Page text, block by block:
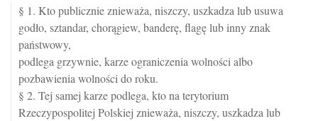
§ 1. Kto publicznie znieważa, niszczy, uszkadza lub usuwa
godło, sztandar, chorągiew, banderę, flagę lub inny znak
państwowy,
podlega grzywnie, karze ograniczenia wolności albo
pozbawienia wolności do roku.
§ 2. Tej samej karze podlega, kto na terytorium
Rzeczypospolitej Polskiej znieważa, niszczy, uszkadza lub